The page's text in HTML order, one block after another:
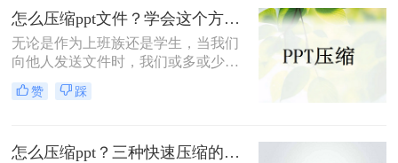
升打开和传输文件的速度，下面给大
家分享一招免费ppt文件压缩的好方
法，一键就能轻松搞定。
怎么压缩ppt文件？学会这个方法就不难！
无论是作为上班族还是学生，当我们
向他人发送文件时，我们或多或少都
遇到过PPT文档太大，无法上传的情
况。那么，你通常如何处理这种情况
下小编分享的压缩ppt文档方法。
赞 踩
怎么压缩ppt？三种快速压缩的办法，手把手教会大家！